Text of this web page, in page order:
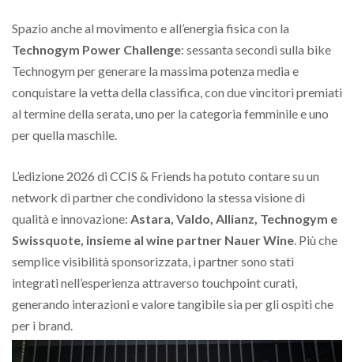
Spazio anche al movimento e all’energia fisica con la
Technogym Power Challenge: sessanta secondi sulla bike
Technogym per generare la massima potenza media e
conquistare la vetta della classifica, con due vincitori premiati
al termine della serata, uno per la categoria femminile e uno
per quella maschile.
L’edizione 2026 di CCIS & Friends ha potuto contare su un
network di partner che condividono la stessa visione di
qualità e innovazione: Astara, Valdo, Allianz, Technogym e
Swissquote, insieme al wine partner Nauer Wine. Più che
semplice visibilità sponsorizzata, i partner sono stati
integrati nell’esperienza attraverso touchpoint curati,
generando interazioni e valore tangibile sia per gli ospiti che
per i brand.